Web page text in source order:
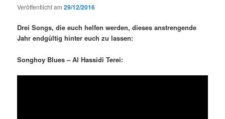
Veröffentlicht am29/12/2016
Drei Songs, die euch helfen werden, dieses anstrengende
Jahr endgültig hinter euch zu lassen:
Songhoy Blues – Al Hassidi Terei: